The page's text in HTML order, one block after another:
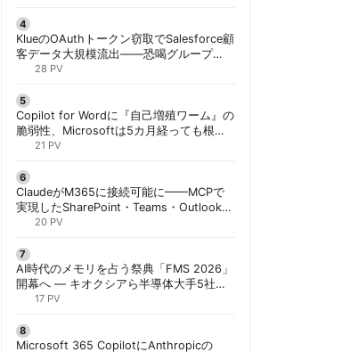
KlueのOAuthトークン窃取でSalesforce顧
客データ大規模流出——恐喝グループ
「Icarus」が犯行声明 | 胡田昌彦
28 PV
Copilot for Wordに『自己増殖ワーム』の
脆弱性、Microsoftは5カ月経っても根本
対策できず | 胡田昌彦
21 PV
ClaudeがM365に接続可能に——MCPで
実現したSharePoint・Teams・Outlook連
携、セキュリティと実務への影響を読み
20 PV
AI時代のメモリを占う祭典「FMS 2026」
開幕へ ― キオクシアら半導体大手5社が
基調講演に集結 | 胡田昌彦
17 PV
Microsoft 365 CopilotにAnthropicの